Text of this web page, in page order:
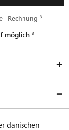
Rechnung
möglich
dänischen